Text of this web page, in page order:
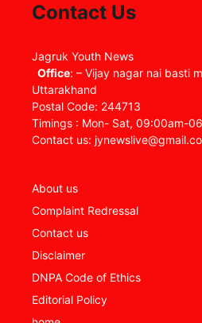
Contact Us
Jagruk Youth News
Office: – Vijay nagar nai basti
Uttarakhand
Postal Code: 244713
Timings : Mon- Sat, 09:00am-
Contact us:
About us
Complaint Redressal
Contact us
Disclaimer
DNPA Code of Ethics
Editorial Policy